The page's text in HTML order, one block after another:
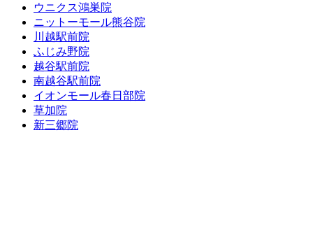
ウニクス鴻巣院
ニットーモール熊谷院
川越駅前院
ふじみ野院
越谷駅前院
南越谷駅前院
イオンモール春日部院
草加院
新三郷院